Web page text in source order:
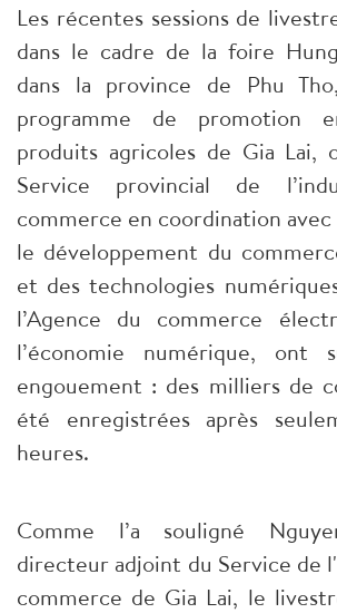
Les récentes sessions de
dans le cadre de la foire
dans la province de Phu
programme de promotion
produits agricoles de Gia Lai,
Service provincial de
commerce en coordination
le développement du
et des technologies
l’Agence du commerce
l’économie numérique, ont
engouement : des milliers de
été enregistrées après
heures.
Comme l’a souligné
directeur adjoint du Service de
commerce de Gia Lai, le